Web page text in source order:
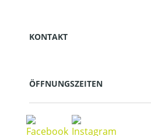
KONTAKT
ÖFFNUNGSZEITEN